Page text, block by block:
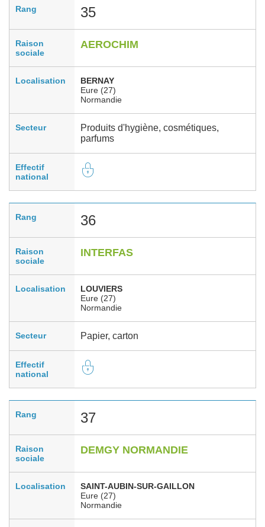
Rang 35
Raison
sociale
AEROCHIM
Localisation
BERNAY
Eure (27)
Normandie
Secteur
Produits d'hygiène, cosmétiques,
parfums
Effectif
national
Rang 36
Raison
sociale
INTERFAS
Localisation
LOUVIERS
Eure (27)
Normandie
Secteur Papier, carton
Effectif
national
Rang 37
Raison
sociale
DEMGY NORMANDIE
Localisation
SAINT-AUBIN-SUR-GAILLON
Eure (27)
Normandie